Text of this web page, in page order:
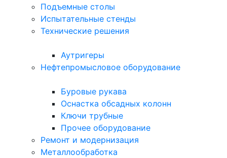
Подъемные столы
Испытательные стенды
Технические решения
Аутригеры
Нефтепромысловое оборудование
Буровые рукава
Оснастка обсадных колонн
Ключи трубные
Прочее оборудование
Ремонт и модернизация
Металлообработка